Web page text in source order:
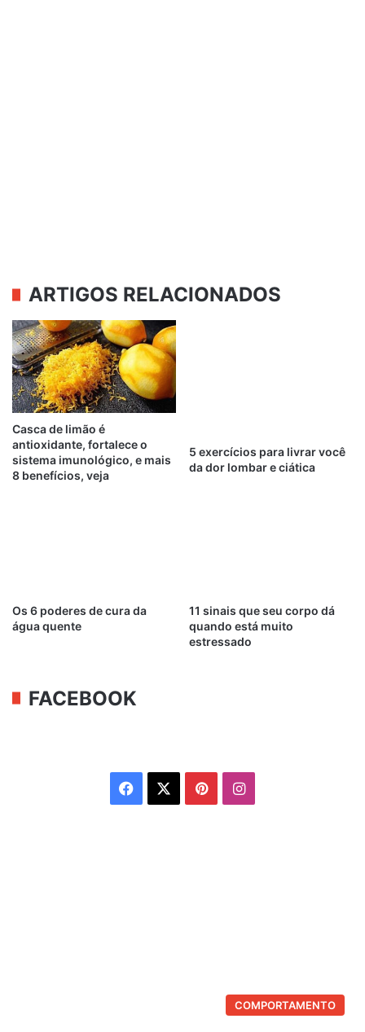
ARTIGOS RELACIONADOS
Casca de limão é
antioxidante, fortalece o
sistema imunológico, e mais
8 benefícios, veja
5 exercícios para livrar você
da dor lombar e ciática
Os 6 poderes de cura da
água quente
11 sinais que seu corpo dá
quando está muito
estressado
FACEBOOK
Facebook PinterestInstagram
COMPORTAMENTO